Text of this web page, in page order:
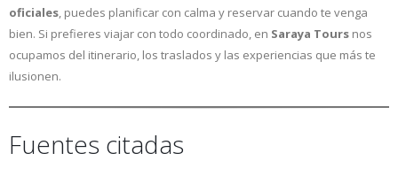
oficiales, puedes planificar con calma y reservar cuando te venga
bien. Si prefieres viajar con todo coordinado, en Saraya Tours nos
ocupamos del itinerario, los traslados y las experiencias que más te
ilusionen.
Fuentes citadas